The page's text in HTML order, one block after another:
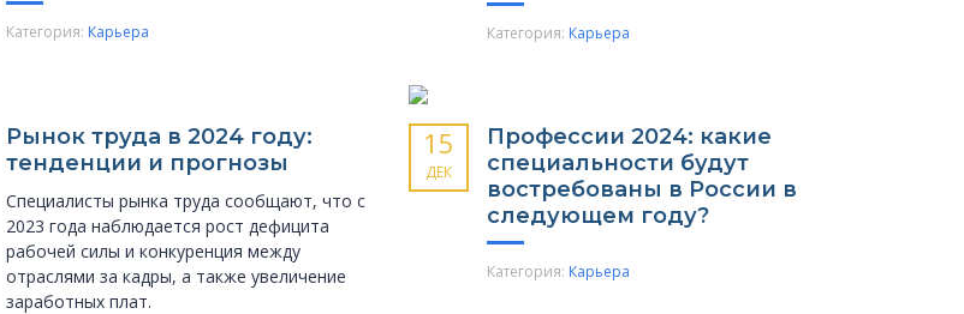
Категория: Карьера Категория: Карьера
Рынок труда в 2024 году:
тенденции и прогнозы
Специалисты рынка труда сообщают, что с
2023 года наблюдается рост дефицита
рабочей силы и конкуренция между
отраслями за кадры, а также увеличение
заработных плат.
15
ДЕК
Профессии 2024: какие
специальности будут
востребованы в России в
следующем году?
Категория: Карьера